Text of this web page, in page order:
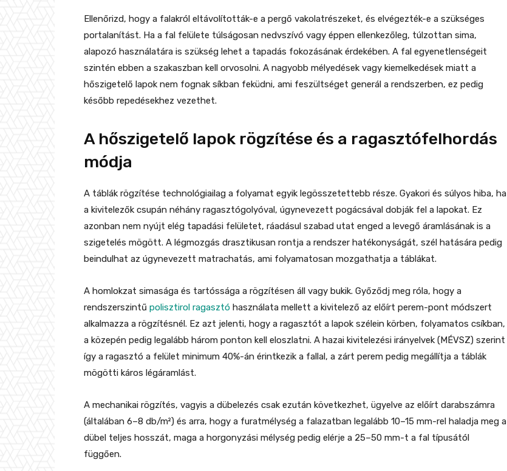
Ellenőrizd, hogy a falakról eltávolították-e a pergő vakolatrészeket, és elvégezték-e a szükséges
portalanítást. Ha a fal felülete túlságosan nedvszívó vagy éppen ellenkezőleg, túlzottan sima,
alapozó használatára is szükség lehet a tapadás fokozásának érdekében. A fal egyenetlenségeit
szintén ebben a szakaszban kell orvosolni. A nagyobb mélyedések vagy kiemelkedések miatt a
hőszigetelő lapok nem fognak síkban feküdni, ami feszültséget generál a rendszerben, ez pedig
később repedésekhez vezethet.
A hőszigetelő lapok rögzítése és a ragasztófelhordás
módja
A táblák rögzítése technológiailag a folyamat egyik legösszetettebb része. Gyakori és súlyos hiba, ha
a kivitelezők csupán néhány ragasztógolyóval, úgynevezett pogácsával dobják fel a lapokat. Ez
azonban nem nyújt elég tapadási felületet, ráadásul szabad utat enged a levegő áramlásának is a
szigetelés mögött. A légmozgás drasztikusan rontja a rendszer hatékonyságát, szél hatására pedig
beindulhat az úgynevezett matrachatás, ami folyamatosan mozgathatja a táblákat.
A homlokzat simasága és tartóssága a rögzítésen áll vagy bukik. Győződj meg róla, hogy a
rendszerszintű polisztirol ragasztó használata mellett a kivitelező az előírt perem-pont módszert
alkalmazza a rögzítésnél. Ez azt jelenti, hogy a ragasztót a lapok szélein körben, folyamatos csíkban,
a közepén pedig legalább három ponton kell eloszlatni. A hazai kivitelezési irányelvek (MÉVSZ) szerint
így a ragasztó a felület minimum 40%-án érintkezik a fallal, a zárt perem pedig megállítja a táblák
mögötti káros légáramlást.
A mechanikai rögzítés, vagyis a dübelezés csak ezután következhet, ügyelve az előírt darabszámra
(általában 6–8 db/m²) és arra, hogy a furatmélység a falazatban legalább 10–15 mm-rel haladja meg a
dübel teljes hosszát, maga a horgonyzási mélység pedig elérje a 25–50 mm-t a fal típusától
függően.